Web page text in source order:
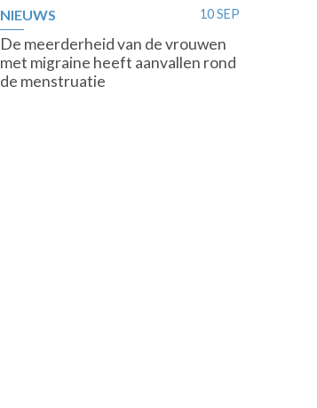
NIEUWS 10 SEP
De meerderheid van de vrouwen
met migraine heeft aanvallen rond
de menstruatie